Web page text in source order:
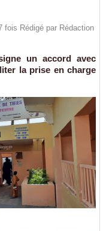
fois Rédigé par Rédaction
un accord avec
la prise en charge